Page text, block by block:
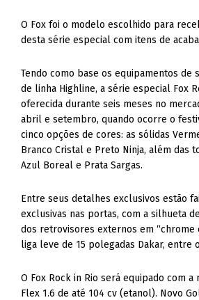
O Fox foi o modelo escolhido para
desta série especial com itens de
Tendo como base os equipamentos de
de linha Highline, a série especial Fox
oferecida durante seis meses no
abril e setembro, quando ocorre o
cinco opções de cores: as sólidas
Branco Cristal e Preto Ninja, além das
Azul Boreal e Prata Sargas.
Entre seus detalhes exclusivos estão
exclusivas nas portas, com a silhueta
dos retrovisores externos em “chrome
liga leve de 15 polegadas Dakar, entre
O Fox Rock in Rio será equipado com a
Flex 1.6 de até 104 cv (etanol). Novo